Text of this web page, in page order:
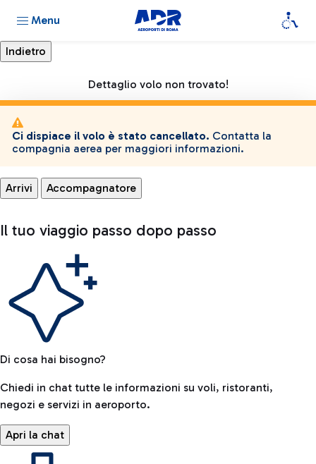
Menu
Dettaglio volo non trovato!
Ci dispiace il volo è stato cancellato. Contatta la
compagnia aerea per maggiori informazioni.
Arrivi Accompagnatore
Il tuo viaggio passo dopo passo
Di cosa hai bisogno?
Chiedi in chat tutte le informazioni su voli, ristoranti,
negozi e servizi in aeroporto.
Apri la chat